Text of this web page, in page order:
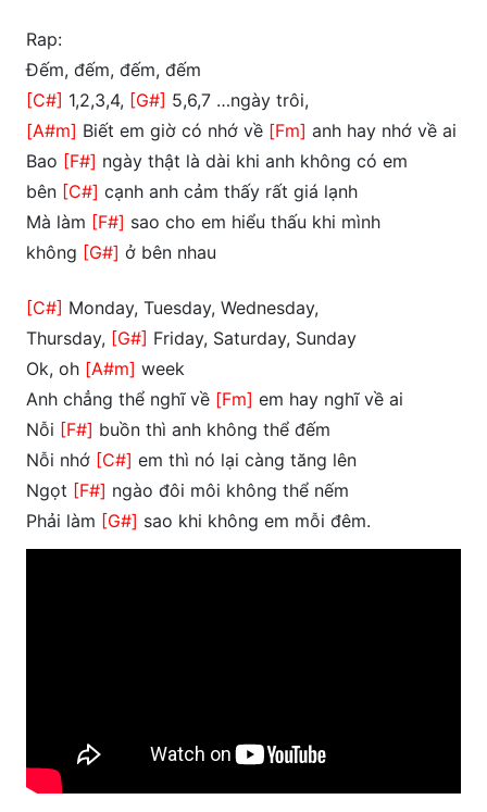
Rap:
Đếm, đếm, đếm, đếm
[C#] 1,2,3,4, [G#] 5,6,7 …ngày trôi,
[A#m] Biết em giờ có nhớ về [Fm] anh hay nhớ về ai
Bao [F#] ngày thật là dài khi anh không có em
bên [C#] cạnh anh cảm thấy rất giá lạnh
Mà làm [F#] sao cho em hiểu thấu khi mình
không [G#] ở bên nhau
[C#] Monday, Tuesday, Wednesday,
Thursday, [G#] Frida­y, Saturday, Sunday
Ok, oh [A#m] week
Anh chẳng thể nghĩ về [Fm] em hay nghĩ về ai
Nỗi [F#] buồn thì anh không thể đếm
Nỗi nhớ [C#] em thì nó lại càng tăng lên
Ngọt [F#] ngào đôi môi không thể nếm
Phải làm [G#] sao khi không em mỗi đêm.